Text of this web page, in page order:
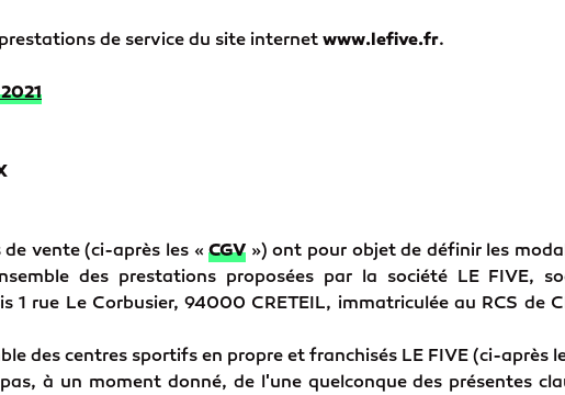
de service du site internet www.lefive.fr.
de vente (ci-après les «CGV ») ont pour objet de définir les
des prestations proposées par la société LE FIVE,
1 rue Le Corbusier, 94000 CRETEIL, immatriculée au RCS de
des centres sportifs en propre et franchisés LE FIVE (ci-après
à un moment donné, de l'une quelconque des présentes